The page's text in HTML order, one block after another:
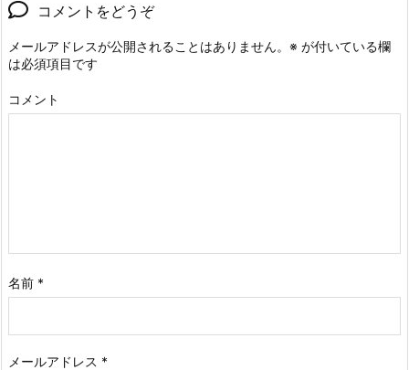
コメントをどうぞ
メールアドレスが公開されることはありません。 ※ が付いている欄
は必須項目です
コメント
名前 *
メールアドレス *